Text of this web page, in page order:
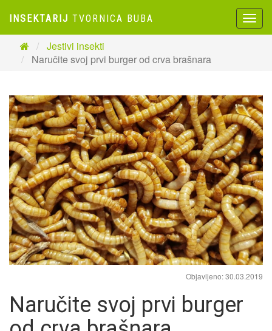
INSEKTARIJ TVORNICA BUBA
Jestivi insekti
Naručite svoj prvi burger od crva brašnara
Objavljeno: 30.03.2019
Naručite svoj prvi burger